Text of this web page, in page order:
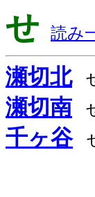
せ 読み
瀬切北
瀬切南
千ヶ谷